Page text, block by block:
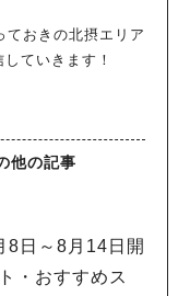
ておきの北摂エリア
ていきます！
他の記事
8日～8月14日開
・おすすめス